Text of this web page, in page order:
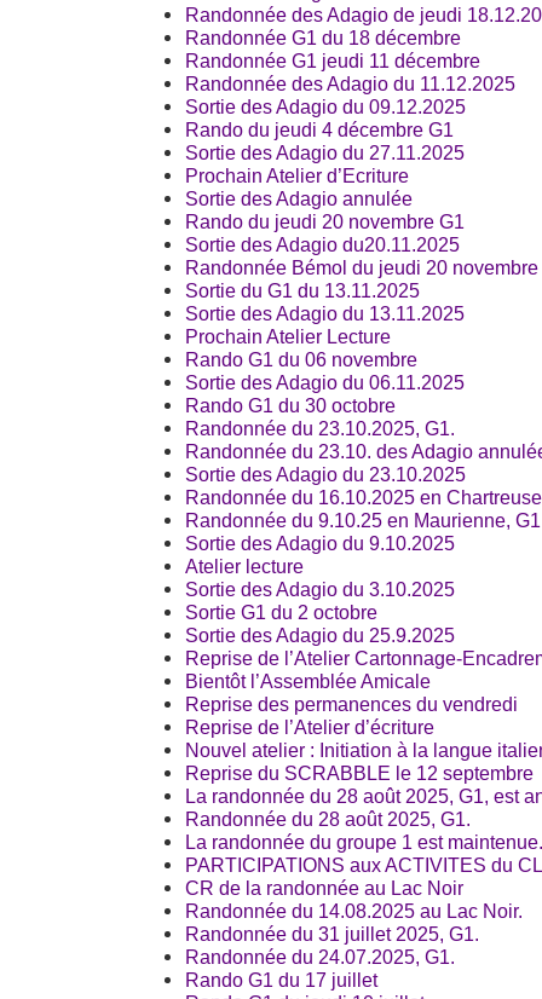
Randonnée des Adagio de jeudi
Randonnée G1 du 18 décembre
Randonnée G1 jeudi 11 décembre
Randonnée des Adagio du 11.12.2025
Sortie des Adagio du 09.12.2025
Rando du jeudi 4 décembre G1
Sortie des Adagio du 27.11.2025
Prochain Atelier d’Ecriture
Sortie des Adagio annulée
Rando du jeudi 20 novembre G1
Sortie des Adagio du20.11.2025
Randonnée Bémol du jeudi 20
Sortie du G1 du 13.11.2025
Sortie des Adagio du 13.11.2025
Prochain Atelier Lecture
Rando G1 du 06 novembre
Sortie des Adagio du 06.11.2025
Rando G1 du 30 octobre
Randonnée du 23.10.2025, G1.
Randonnée du 23.10. des Adagio
Sortie des Adagio du 23.10.2025
Randonnée du 16.10.2025 en
Randonnée du 9.10.25 en Maurienne,
Sortie des Adagio du 9.10.2025
Atelier lecture
Sortie des Adagio du 3.10.2025
Sortie G1 du 2 octobre
Sortie des Adagio du 25.9.2025
Reprise de l’Atelier Cartonnage-
Bientôt l’Assemblée Amicale
Reprise des permanences du vendredi
Reprise de l’Atelier d’écriture
Nouvel atelier : Initiation à la langue
Reprise du SCRABBLE le 12 septembre
La randonnée du 28 août 2025, G1, est
Randonnée du 28 août 2025, G1.
La randonnée du groupe 1 est
PARTICIPATIONS aux ACTIVITES du
CR de la randonnée au Lac Noir
Randonnée du 14.08.2025 au Lac Noir.
Randonnée du 31 juillet 2025, G1.
Randonnée du 24.07.2025, G1.
Rando G1 du 17 juillet